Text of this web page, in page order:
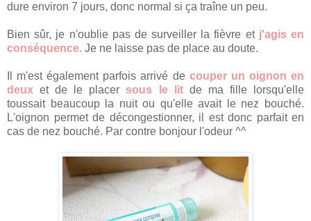
dure environ 7 jours, donc normal si ça traîne un peu.
Bien sûr, je n'oublie pas de surveiller la fièvre etj'agis en
conséquence. Je ne laisse pas de place au doute.
Il m'est également parfois arrivé de couper un oignon en
deux et de le placer sous le lit de ma fille lorsqu'elle
toussait beaucoup la nuit ou qu'elle avait le nez bouché.
L'oignon permet de décongestionner, il est donc parfait en
cas de nez bouché. Par contre bonjour l'odeur ^^